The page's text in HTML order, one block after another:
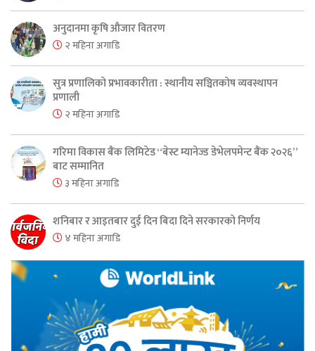
अनुदानमा कृषि औजार वितरण
२ महिना अगाडि
सुत्र प्रणालिको प्रभावकारीता : स्थानीय सञ्चितकोष व्यवस्थापन
प्रणाली
२ महिना अगाडि
गरिमा विकास बैंक लिमिटेड “बेस्ट म्यानेज्ड डेभेलपमेन्ट बैंक २०२६”
बाट सम्मानित
३ महिना अगाडि
शनिबार र आइतबार दुई दिन बिदा दिने सरकारको निर्णय
४ महिना अगाडि